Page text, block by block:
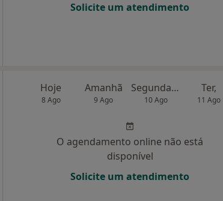
Solicite um atendimento
Hoje
8 Ago
Amanhã
9 Ago
Segunda-feira
10 Ago
Ter,
11 Ago
O agendamento online não está
disponível
Solicite um atendimento